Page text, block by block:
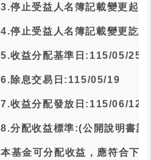
3.停止受益人名簿記載變更起
4.停止受益人名簿記載變更訖
5.收益分配基準日:115/05/25
6.除息交易日:115/05/19
7.收益分配發放日:115/06/12
8.分配收益標準:(公開說明書記
本基金可分配收益，應符合下